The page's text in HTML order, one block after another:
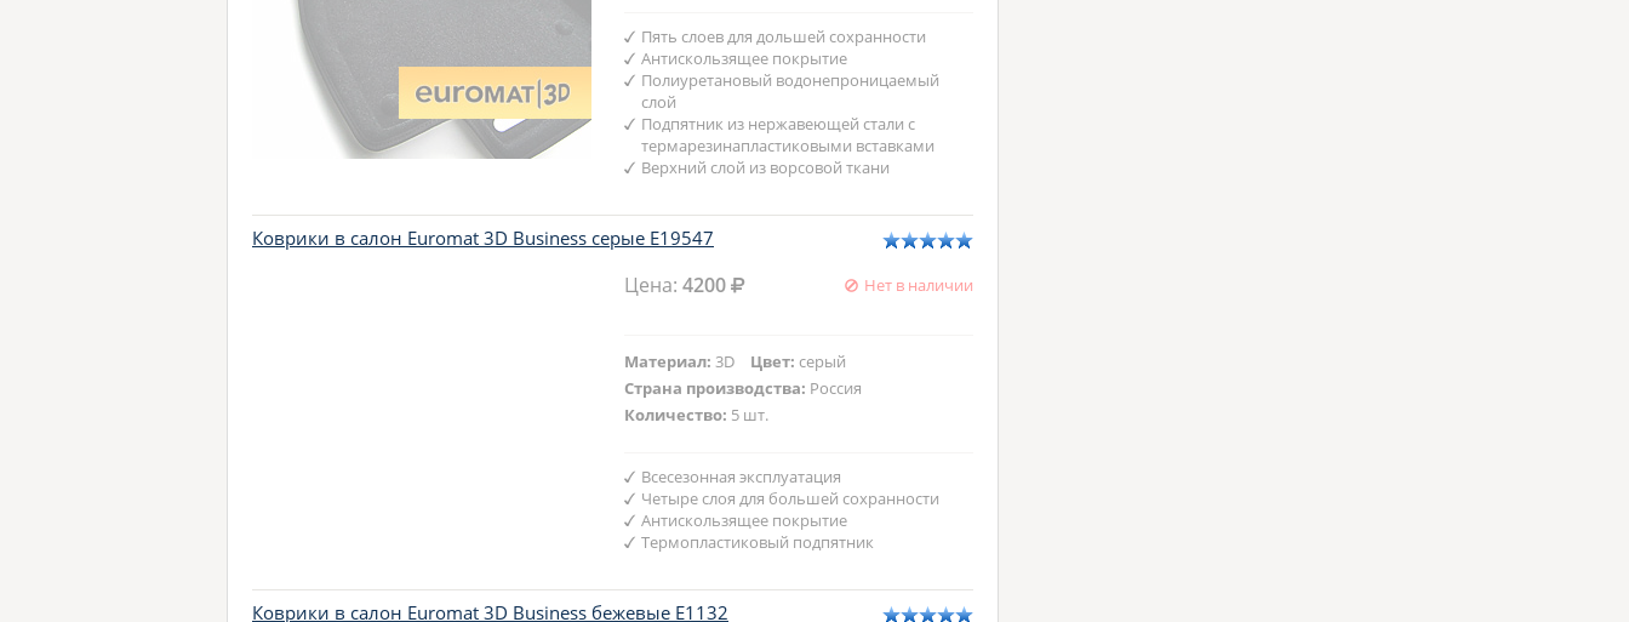
Пять слоев для дольшей сохранности
Антискользящее покрытие
Полиуретановый водонепроницаемый
слой
Подпятник из нержавеющей стали с
термарезинапластиковыми вставками
Верхний слой из ворсовой ткани
Коврики в салон Euromat 3D Business серые E19547
Цена:4200 Нет в наличии
Материал:3D Цвет:серый
Страна производства: Россия
Количество: 5 шт.
Всесезонная эксплуатация
Четыре слоя для большей сохранности
Антискользящее покрытие
Термопластиковый подпятник
Коврики в салон Euromat 3D Business бежевые E1132